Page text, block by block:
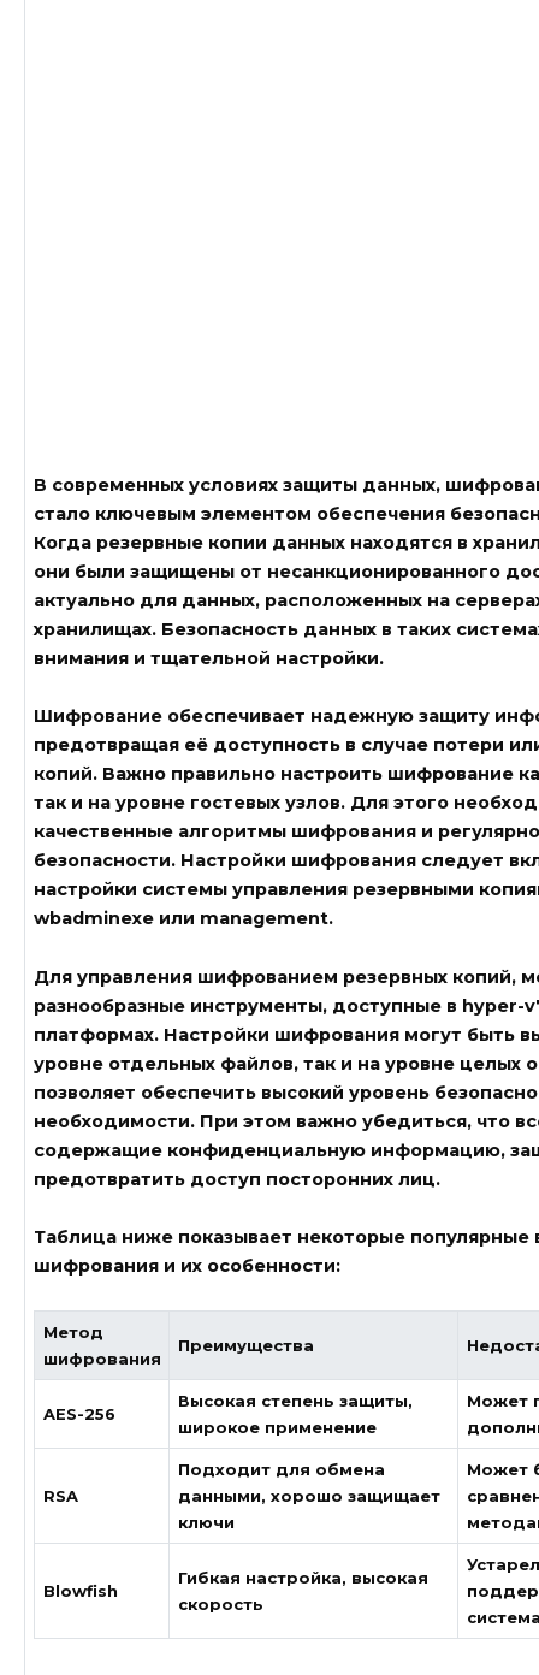
В современных условиях защиты данных,
стало ключевым элементом обеспечения
Когда резервные копии данных находятся в
они были защищены от несанкционированного
актуально для данных, расположенных на
хранилищах. Безопасность данных в таких
внимания и тщательной настройки.
Шифрование обеспечивает надежную защиту
предотвращая её доступность в случае потери
копий. Важно правильно настроить шифрование
так и на уровне гостевых узлов. Для этого
качественные алгоритмы шифрования и
безопасности. Настройки шифрования следует
настройки системы управления резервными
wbadminexe или management.
Для управления шифрованием резервных копий,
разнообразные инструменты, доступные в hyper-
платформах. Настройки шифрования могут быть
уровне отдельных файлов, так и на уровне целых
позволяет обеспечить высокий уровень
необходимости. При этом важно убедиться, что
содержащие конфиденциальную информацию,
предотвратить доступ посторонних лиц.
Таблица ниже показывает некоторые популярные
шифрования и их особенности:
Метод
шифрования
Преимущества
AES-256
Высокая степень защиты,
широкое применение
Может
RSA
Подходит для обмена
данными, хорошо защищает
ключи
Может
Blowfish
Гибкая настройка, высокая
скорость